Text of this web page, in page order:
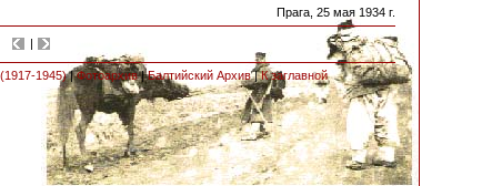
Прага, 25 мая 1934 г.
|
1945)|Фотоархив|Балтийский Архив|К заглавной